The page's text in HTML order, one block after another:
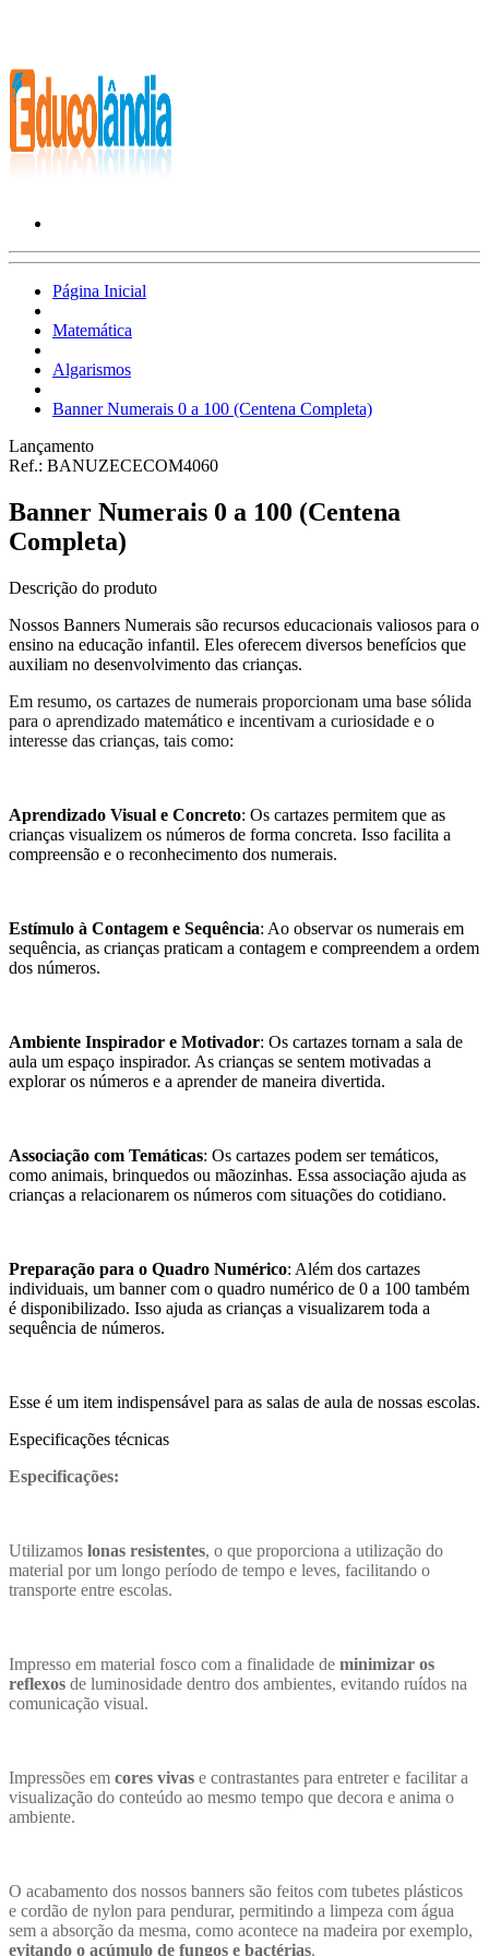
Página Inicial
Matemática
Algarismos
Banner Numerais 0 a 100 (Centena Completa)
Lançamento
Ref.: BANUZECECOM4060
Banner Numerais 0 a 100 (Centena
Completa)
Descrição do produto
Nossos Banners Numerais são recursos educacionais valiosos para o
ensino na educação infantil. Eles oferecem diversos benefícios que
auxiliam no desenvolvimento das crianças.
Em resumo, os cartazes de numerais proporcionam uma base sólida
para o aprendizado matemático e incentivam a curiosidade e o
interesse das crianças, tais como:
Aprendizado Visual e Concreto: Os cartazes permitem que as
crianças visualizem os números de forma concreta. Isso facilita a
compreensão e o reconhecimento dos numerais.
Estímulo à Contagem e Sequência: Ao observar os numerais em
sequência, as crianças praticam a contagem e compreendem a ordem
dos números.
Ambiente Inspirador e Motivador: Os cartazes tornam a sala de
aula um espaço inspirador. As crianças se sentem motivadas a
explorar os números e a aprender de maneira divertida.
Associação com Temáticas: Os cartazes podem ser temáticos,
como animais, brinquedos ou mãozinhas. Essa associação ajuda as
crianças a relacionarem os números com situações do cotidiano.
Preparação para o Quadro Numérico: Além dos cartazes
individuais, um banner com o quadro numérico de 0 a 100 também
é disponibilizado. Isso ajuda as crianças a visualizarem toda a
sequência de números.
Esse é um item indispensável para as salas de aula de nossas escolas.
Especificações técnicas
Especificações:
Utilizamos lonas resistentes, o que proporciona a utilização do
material por um longo período de tempo e leves, facilitando o
transporte entre escolas.
Impresso em material fosco com a finalidade de minimizar os
reflexos de luminosidade dentro dos ambientes, evitando ruídos na
comunicação visual.
Impressões em cores vivas e contrastantes para entreter e facilitar a
visualização do conteúdo ao mesmo tempo que decora e anima o
ambiente.
O acabamento dos nossos banners são feitos com tubetes plásticos
e cordão de nylon para pendurar, permitindo a limpeza com água
sem a absorção da mesma, como acontece na madeira por exemplo,
evitando o acúmulo de fungos e bactérias.